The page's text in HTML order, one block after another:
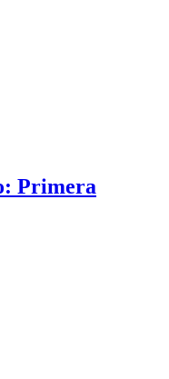
Primera